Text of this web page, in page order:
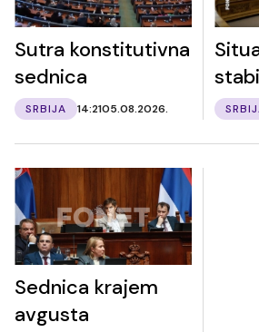
Sutra konstitutivna
sednica
SRBIJA 14:2105.08.2026.
Sednica krajem
avgusta